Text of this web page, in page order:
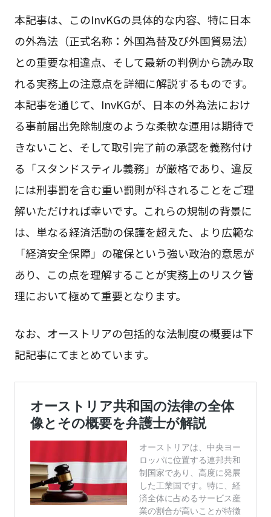
本記事は、このInvKGの具体的な内容、特に日本
の外為法（正式名称：外国為替及び外国貿易法）
との重要な相違点、そして最新の判例から読み取
れる実務上の注意点を詳細に解説するものです。
本記事を通じて、InvKGが、日本の外為法におけ
る事前届出免除制度のような柔軟な運用は期待で
きないこと、そして取引完了前の承認を義務付け
る「スタンドスティル義務」が厳格であり、違反
には刑事罰を含む重い罰則が科されることをご理
解いただければ幸いです。これらの規制の背景に
は、単なる経済活動の保護を超えた、より広範な
「経済安全保障」の確保という強い政治的意思が
あり、この点を理解することが実務上のリスク管
理において極めて重要となります。
なお、オーストリアの包括的な法制度の概要は下
記記事にてまとめています。